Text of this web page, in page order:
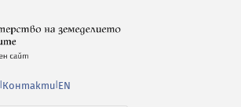
Контакти EN